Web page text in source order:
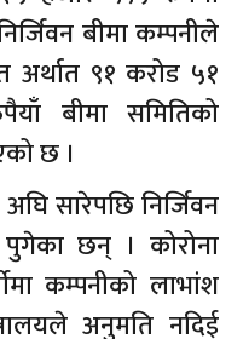
बीमा कम्पनीले
अर्थात ९१ करोड ५१
बीमा समितिको
छ ।
सारेपछि निर्जिवन
पुगेका छन् । कोरोना
कम्पनीको लाभांश
अनुमति नदिई